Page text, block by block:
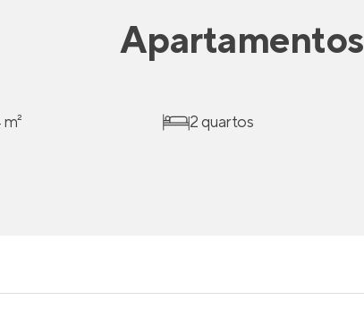
Apartamentos
2 quartos